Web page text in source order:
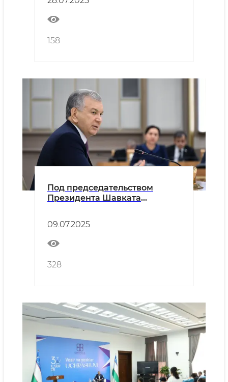
158
Под председательством
Президента Шавката
по мерам обеспечения
безопасности дорожного
движения, улучшения
инфраструктуры и снижения
заторов на дорогах
09.07.2025
328